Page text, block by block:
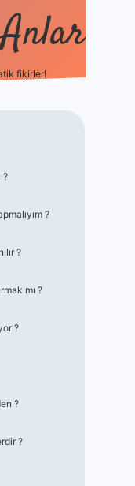
fikirler!
?
?
?
mı ?
?
?
?